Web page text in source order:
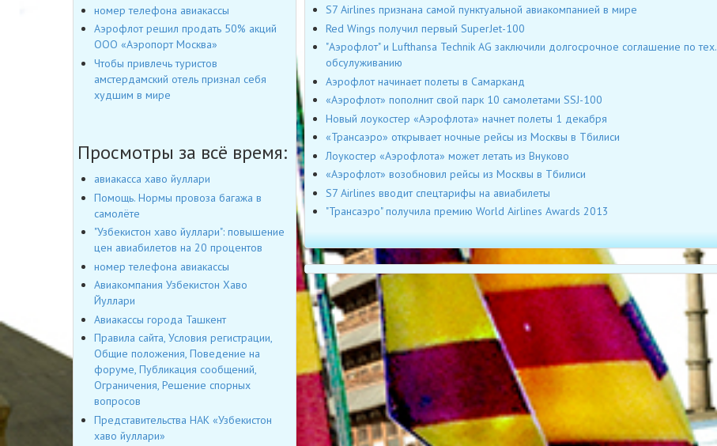
S7 Airlines признана самой пунктуальной авиакомпанией в мире
Red Wings получил первый SuperJet-100
"Аэрофлот" и Lufthansa Technik AG заключили долгосрочное соглашение по тех.
обсулуживанию
Аэрофлот начинает полеты в Самарканд
«Аэрофлот» пополнит свой парк 10 самолетами SSJ-100
Новый лоукостер «Аэрофлота» начнет полеты 1 декабря
«Трансаэро» открывает ночные рейсы из Москвы в Тбилиси
Лоукостер «Аэрофлота» может летать из Внуково
«Аэрофлот» возобновил рейсы из Москвы в Тбилиси
S7 Airlines вводит спецтарифы на авиабилеты
"Трансаэро" получила премию World Airlines Awards 2013
номер телефона авиакассы
Аэрофлот решил продать 50% акций
ООО «Аэропорт Москва»
Чтобы привлечь туристов
амстердамский отель признал себя
худшим в мире
Просмотры за всё время:
авиакасса хаво йуллари
Помощь. Нормы провоза багажа в
самолёте
"Узбекистон хаво йуллари": повышение
цен авиабилетов на 20 процентов
номер телефона авиакассы
Авиакомпания Узбекистон Хаво
Йуллари
Авиакассы города Ташкент
Правила сайта, Условия регистрации,
Общие положения, Поведение на
форуме, Публикация сообщений,
Ограничения, Решение спорных
вопросов
Представительства НАК «Узбекистон
хаво йуллари»